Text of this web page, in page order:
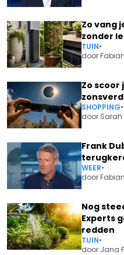
Zo vang
zonder
TUIN•
door
Zo scoor
SHOPPING•
door Sarah
Frank
WEER•
door
Nog
Experts
redden
TUIN•
door Jana